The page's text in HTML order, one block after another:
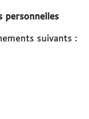
personnelles
suivants :